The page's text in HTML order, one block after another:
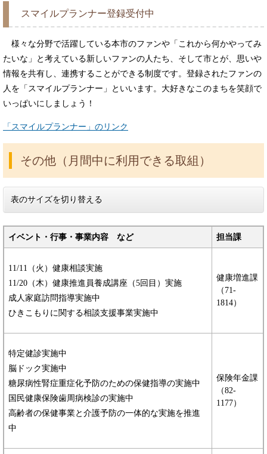
スマイルプランナー登録受付中
様々な分野で活躍している本市のファンや「これから何かやってみ
たいな」と考えている新しいファンの人たち、そして市とが、思いや
情報を共有し、連携することができる制度です。登録されたファンの
人を「スマイルプランナー」といいます。大好きなこのまちを笑顔で
いっぱいにしましょう！
「スマイルプランナー」のリンク
その他（月間中に利用できる取組）
表のサイズを切り替える
イベント・行事・事業内容 など 担当課
11/11（火）健康相談実施
11/20（木）健康推進員養成講座（5回目）実施
成人家庭訪問指導実施中
ひきこもりに関する相談支援事業実施中
健康増進課
（71-
1814）
特定健診実施中
脳ドック実施中
​糖尿病性腎症重症化予防のための保健指導の実施中
国民健康保険歯周病検診の実施中
高齢者の保健事業と介護予防の一体的な実施を推進
中
保険年金課
（82-
1177）